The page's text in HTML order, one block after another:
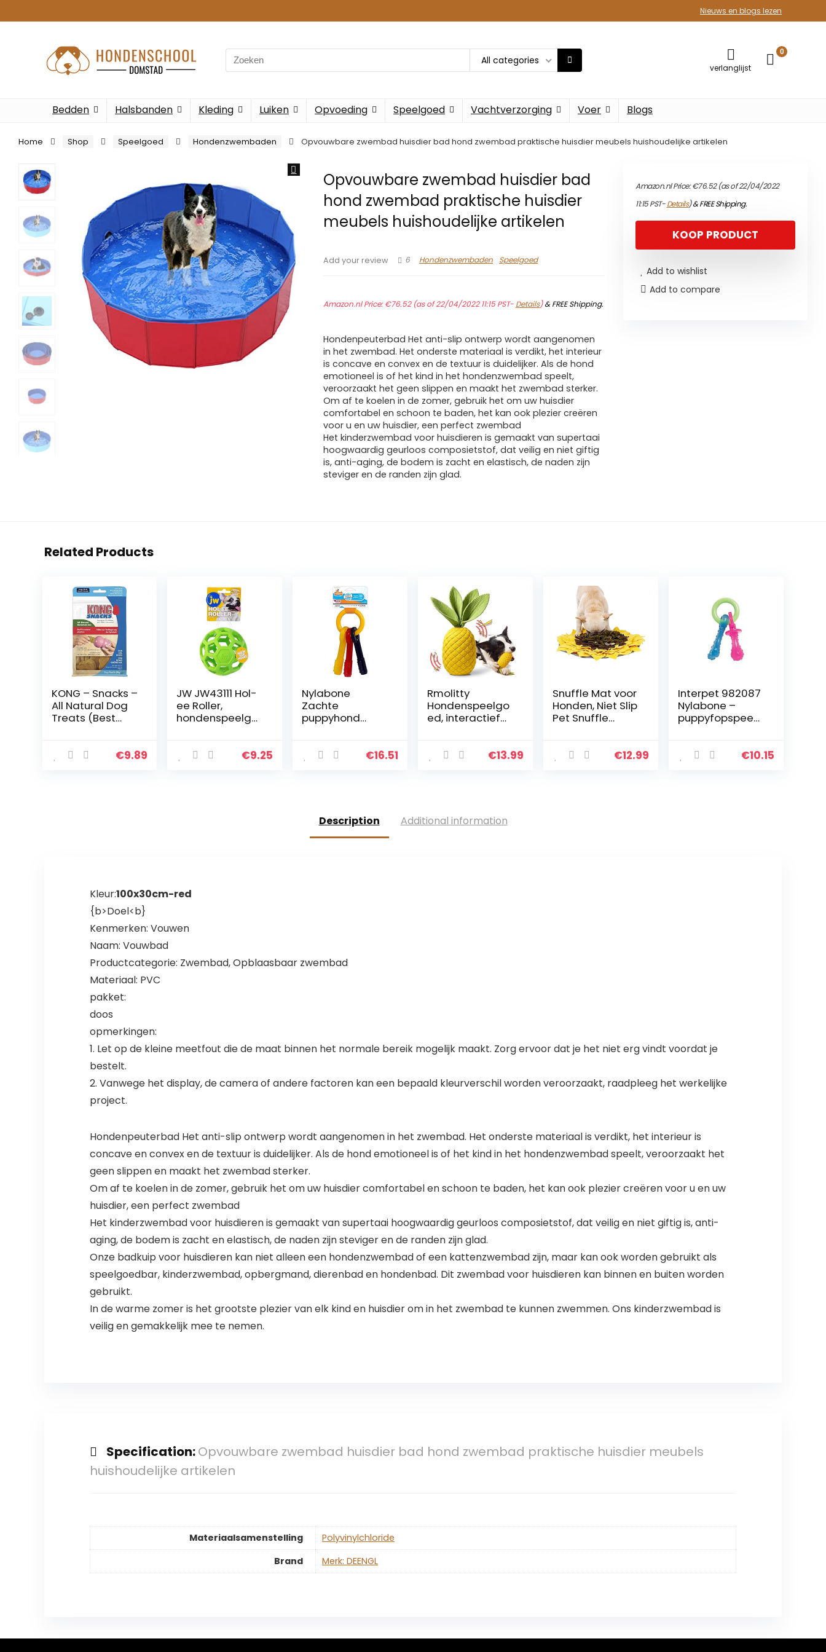
Nieuws en blogs lezen
Search
for:
All categories
verlanglijst
0
Bedden Halsbanden Kleding Luiken Opvoeding Speelgoed Vachtverzorging Voer Blogs
Home Shop Speelgoed Hondenzwembaden Opvouwbare zwembad huisdier bad hond zwembad praktische huisdier meubels huishoudelijke artikelen
Opvouwbare zwembad huisdier bad
hond zwembad praktische huisdier
meubels huishoudelijke artikelen
Add your review 6 Hondenzwembaden Speelgoed
Amazon.nl Price:€76.52(as of 22/04/2022 11:15 PST- Details)&FREE Shipping.
Hondenpeuterbad Het anti-slip ontwerp wordt aangenomen
in het zwembad. Het onderste materiaal is verdikt, het interieur
is concave en convex en de textuur is duidelijker. Als de hond
emotioneel is of het kind in het hondenzwembad speelt,
veroorzaakt het geen slippen en maakt het zwembad sterker.
Om af te koelen in de zomer, gebruik het om uw huisdier
comfortabel en schoon te baden, het kan ook plezier creëren
voor u en uw huisdier, een perfect zwembad
Het kinderzwembad voor huisdieren is gemaakt van supertaai
hoogwaardig geurloos composietstof, dat veilig en niet giftig
is, anti-aging, de bodem is zacht en elastisch, de naden zijn
steviger en de randen zijn glad.
Amazon.nl Price:€76.52(as of 22/04/2022
11:15 PST-Details)&FREE Shipping.
KOOP PRODUCT
Add to wishlist
Add to compare
Related Products
KONG – Snacks –
All Natural Dog
Treats (Best
Puppy Biscuits –
€9.89
JW JW43111 Hol-
ee Roller,
hondenspeelgo
€9.25
Nylabone
Zachte
puppyhond
sleutels, spek€16.51
Rmolitty
Hondenspeelgo
ed, interactief
agressieve
speelgoed voor
grote
€13.99
Snuffle Mat voor
Honden, Niet Slip
Pet Snuffle
Huisdier
€12.99
Interpet 982087
Nylabone –
puppyfopspeen,
€10.15
Description Additional information
Kleur:100x30cm-red
{b>Doel<b}
Kenmerken: Vouwen
Naam: Vouwbad
Productcategorie: Zwembad, Opblaasbaar zwembad
Materiaal: PVC
pakket:
doos
opmerkingen:
1. Let op de kleine meetfout die de maat binnen het normale bereik mogelijk maakt. Zorg ervoor dat je het niet erg vindt voordat je
bestelt.
2. Vanwege het display, de camera of andere factoren kan een bepaald kleurverschil worden veroorzaakt, raadpleeg het werkelijke
project.
Hondenpeuterbad Het anti-slip ontwerp wordt aangenomen in het zwembad. Het onderste materiaal is verdikt, het interieur is
concave en convex en de textuur is duidelijker. Als de hond emotioneel is of het kind in het hondenzwembad speelt, veroorzaakt het
geen slippen en maakt het zwembad sterker.
Om af te koelen in de zomer, gebruik het om uw huisdier comfortabel en schoon te baden, het kan ook plezier creëren voor u en uw
huisdier, een perfect zwembad
Het kinderzwembad voor huisdieren is gemaakt van supertaai hoogwaardig geurloos composietstof, dat veilig en niet giftig is, anti-
aging, de bodem is zacht en elastisch, de naden zijn steviger en de randen zijn glad.
Onze badkuip voor huisdieren kan niet alleen een hondenzwembad of een kattenzwembad zijn, maar kan ook worden gebruikt als
speelgoedbar, kinderzwembad, opbergmand, dierenbad en hondenbad. Dit zwembad voor huisdieren kan binnen en buiten worden
gebruikt.
In de warme zomer is het grootste plezier van elk kind en huisdier om in het zwembad te kunnen zwemmen. Ons kinderzwembad is
veilig en gemakkelijk mee te nemen.
Specification:Opvouwbare zwembad huisdier bad hond zwembad praktische huisdier meubels
huishoudelijke artikelen
Materiaalsamenstelling
‎Polyvinylchloride
Brand
Merk: DEENGL